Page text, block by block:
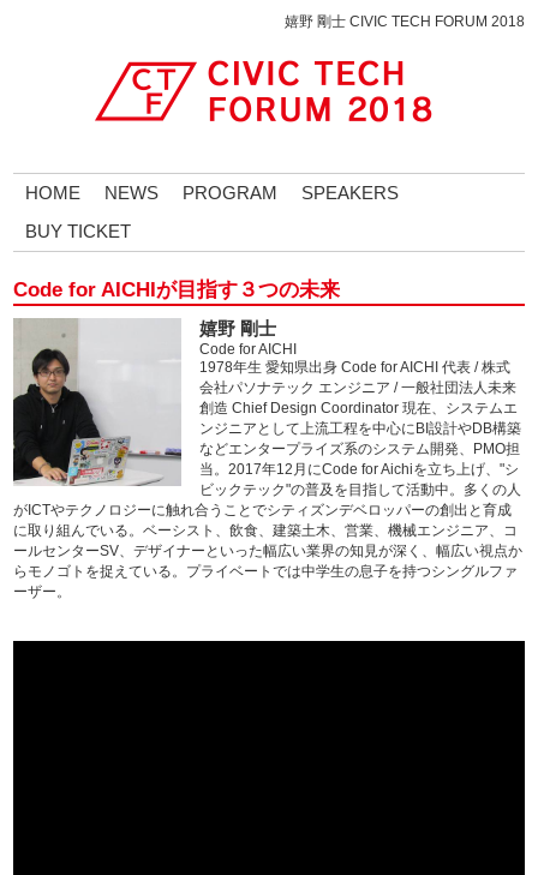
嬉野 剛士 CIVIC TECH FORUM 2018
HOME NEWS PROGRAM
SPEAKERS
BUY TICKET
Code for AICHIが目指す３つの未来
嬉野 剛士
Code for AICHI
1978年生 愛知県出身 Code for AICHI 代表 / 株式
会社パソナテック エンジニア / 一般社団法人未来
創造 Chief Design Coordinator 現在、システムエ
ンジニアとして上流工程を中心にBI設計やDB構築
などエンタープライズ系のシステム開発、PMO担
当。2017年12月にCode for Aichiを立ち上げ、"シ
ビックテック"の普及を目指して活動中。多くの人
がICTやテクノロジーに触れ合うことでシティズンデベロッパーの創出と育成
に取り組んでいる。ベーシスト、飲食、建築土木、営業、機械エンジニア、コ
ールセンターSV、デザイナーといった幅広い業界の知見が深く、幅広い視点か
らモノゴトを捉えている。プライベートでは中学生の息子を持つシングルファ
ーザー。